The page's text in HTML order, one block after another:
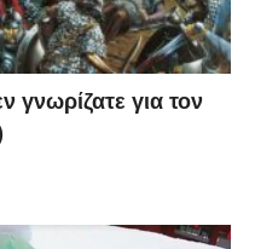
γνωρίζατε για τον